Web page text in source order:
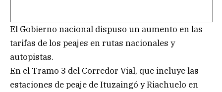
El Gobierno nacional dispuso un aumento en las
tarifas de los peajes en rutas nacionales y
autopistas.
En el Tramo 3 del Corredor Vial, que incluye las
estaciones de peaje de Ituzaingó y Riachuelo en